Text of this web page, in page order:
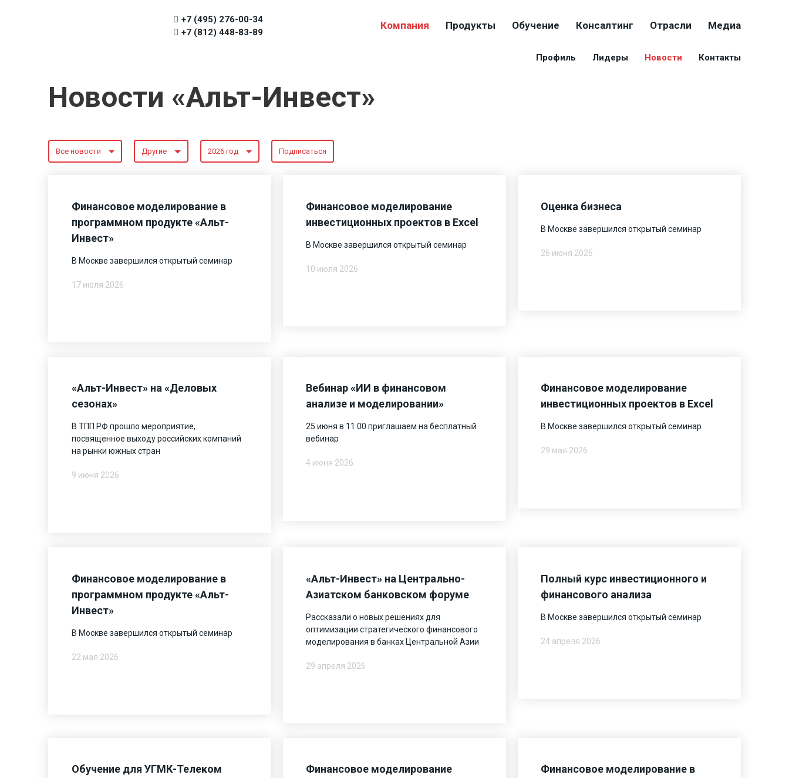
+7 (495) 276-00-34
+7 (812) 448-83-89
Компания Продукты Обучение Консалтинг Отрасли Медиа
Профиль Лидеры Новости Контакты
Новости «Альт-Инвест»
Все новости Другие 2026 год Подписаться
Финансовое моделирование в
программном продукте «Альт-
Инвест»
В Москве завершился открытый семинар
17 июля 2026
Финансовое моделирование
инвестиционных проектов в Excel
В Москве завершился открытый семинар
10 июля 2026
Оценка бизнеса
В Москве завершился открытый семинар
26 июня 2026
«Альт-Инвест» на «Деловых
сезонах»
В ТПП РФ прошло мероприятие,
посвященное выходу российских компаний
на рынки южных стран
9 июня 2026
Вебинар «ИИ в финансовом
анализе и моделировании»
25 июня в 11:00 приглашаем на бесплатный
вебинар
4 июня 2026
Финансовое моделирование
инвестиционных проектов в Excel
В Москве завершился открытый семинар
29 мая 2026
Финансовое моделирование в
программном продукте «Альт-
Инвест»
В Москве завершился открытый семинар
22 мая 2026
«Альт-Инвест» на Центрально-
Азиатском банковском форуме
Рассказали о новых решениях для
оптимизации стратегического финансового
моделирования в банках Центральной Азии
29 апреля 2026
Полный курс инвестиционного и
финансового анализа
В Москве завершился открытый семинар
24 апреля 2026
Обучение для УГМК-Телеком
Финансовое моделирование
Финансовое моделирование в